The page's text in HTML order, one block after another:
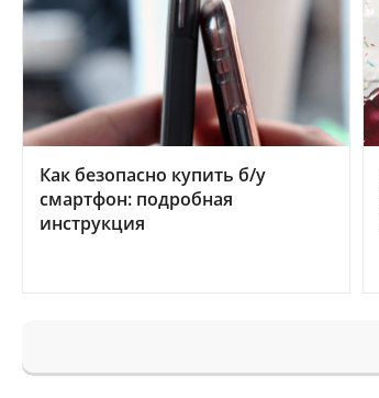
Как безопасно купить б/у
смартфон: подробная
инструкция